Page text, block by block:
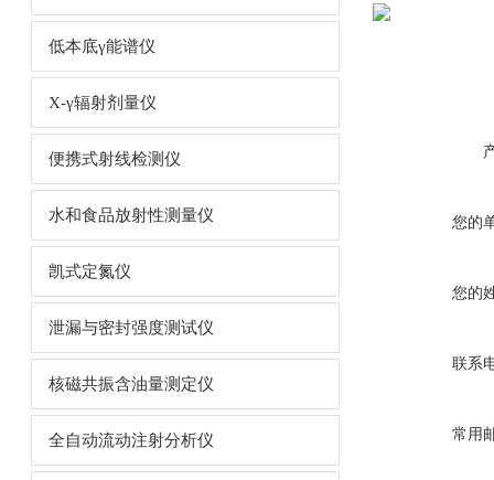
低本底γ能谱仪
X-γ辐射剂量仪
便携式射线检测仪
水和食品放射性测量仪
凯式定氮仪
泄漏与密封强度测试仪
核磁共振含油量测定仪
全自动流动注射分析仪
您的
您的
联系
常用